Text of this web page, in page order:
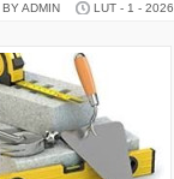
ADMIN LUT - 1 - 2026